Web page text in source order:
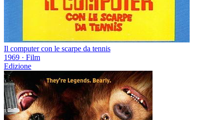
Il computer con le scarpe da tennis
1969 · Film
Edizione